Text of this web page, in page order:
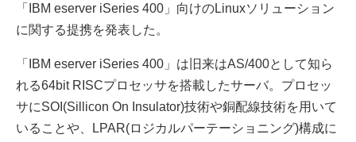
「IBM eserver iSeries 400」向けのLinuxソリューション
に関する提携を発表した。
「IBM eserver iSeries 400」は旧来はAS/400として知ら
れる64bit RISCプロセッサを搭載したサーバ。プロセッ
サにSOI(Sillicon On Insulator)技術や銅配線技術を用いて
いることや、LPAR(ロジカルパーテーショニング)構成に